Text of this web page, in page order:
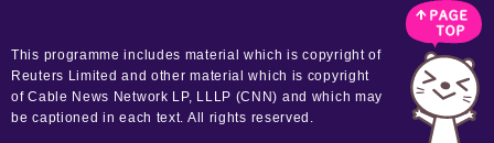
This programme includes material which is copyright of
Reuters Limited and other material which is copyright
of Cable News Network LP, LLLP (CNN) and which may
be captioned in each text. All rights reserved.